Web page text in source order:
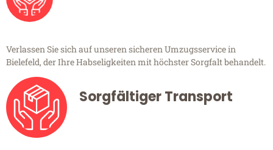
Verlassen Sie sich auf unseren sicheren Umzugsservice in
Bielefeld, der Ihre Habseligkeiten mit höchster Sorgfalt behandelt.
Sorgfältiger Transport